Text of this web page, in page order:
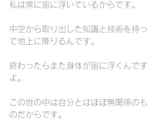
私は常に宙に浮いているからです。
中空から取り出した知識と技術を持っ
て地上に降りるんです。
終わったらまた身体が宙に浮くんです
よ。
この世の中は自分とはほぼ無関係のも
のだからです。